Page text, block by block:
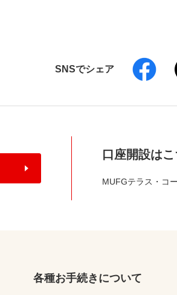
SNSでシェア
口座開設はこ
MUFGテラス・コ
各種お手続きについて